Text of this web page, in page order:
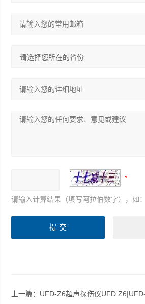
请输入计算结果（填写阿拉伯数字），如
上一篇： UFD-Z6超声探伤仪UFD Z6|UFD-Z6|型彩